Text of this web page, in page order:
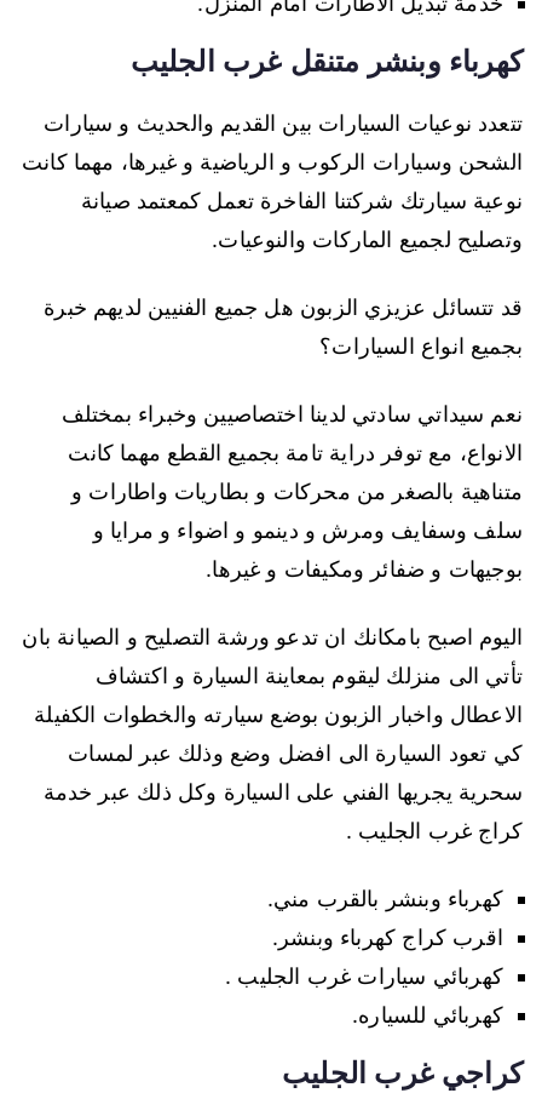
كهرباء وبنشر متنقل غرب الجليب
تتعدد نوعيات السيارات بين القديم والحديث و سيارات
الشحن وسيارات الركوب و الرياضية و غيرها، مهما كانت
نوعية سيارتك شركتنا الفاخرة تعمل كمعتمد صيانة
وتصليح لجميع الماركات والنوعيات.
قد تتسائل عزيزي الزبون هل جميع الفنيين لديهم خبرة
بجميع انواع السيارات؟
نعم سيداتي سادتي لدينا اختصاصيين وخبراء بمختلف
الانواع، مع توفر دراية تامة بجميع القطع مهما كانت
متناهية بالصغر من محركات و بطاريات واطارات و
سلف وسفايف ومرش و دينمو و اضواء و مرايا و
بوجيهات و ضفائر ومكيفات و غيرها.
اليوم اصبح بامكانك ان تدعو ورشة التصليح و الصيانة بان
تأتي الى منزلك ليقوم بمعاينة السيارة و اكتشاف
الاعطال واخبار الزبون بوضع سيارته والخطوات الكفيلة
كي تعود السيارة الى افضل وضع وذلك عبر لمسات
سحرية يجريها الفني على السيارة وكل ذلك عبر خدمة
كراج غرب الجليب .
كهرباء وبنشر بالقرب مني.
اقرب كراج كهرباء وبنشر.
كهربائي سيارات غرب الجليب .
كهربائي للسياره.
كراجي غرب الجليب